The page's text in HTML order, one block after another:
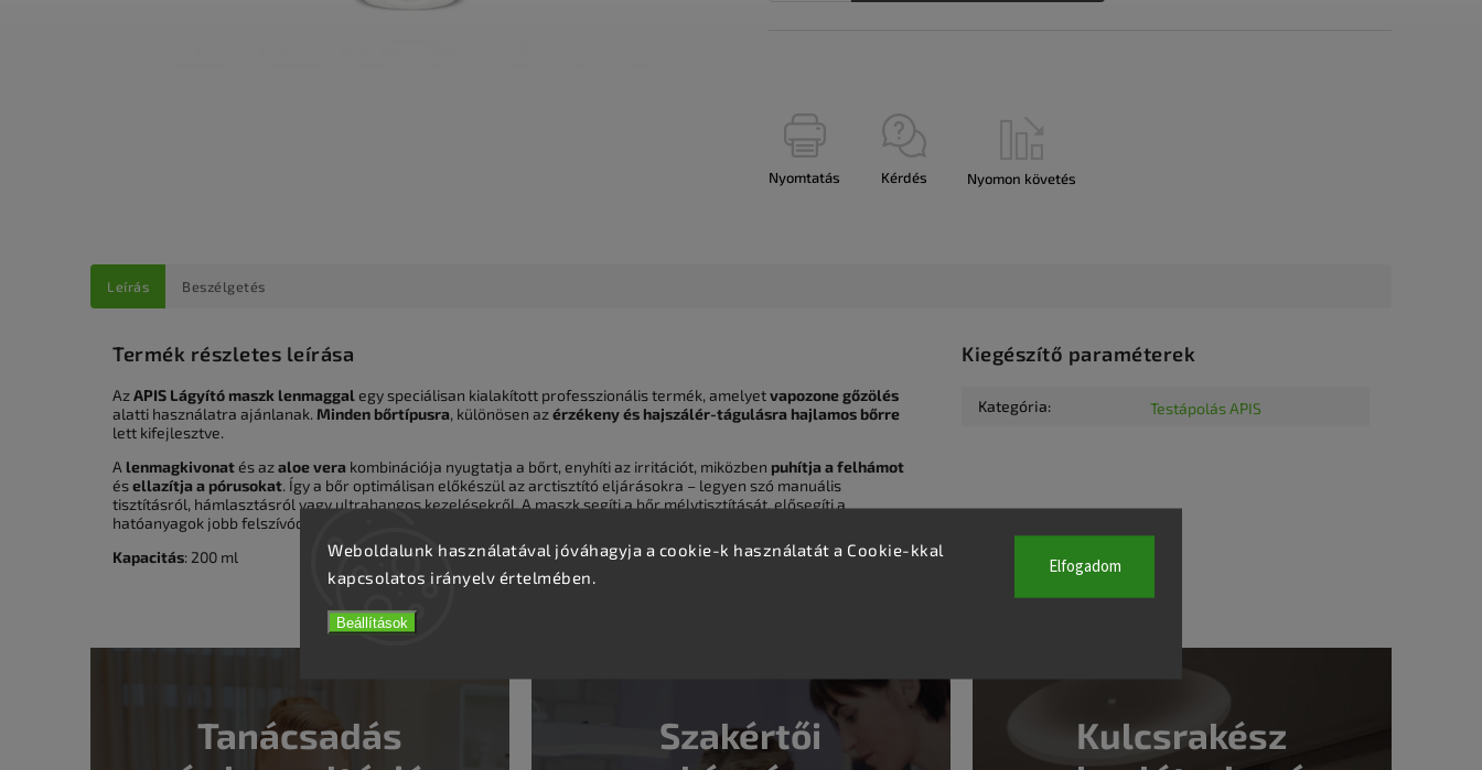
Weboldalunk használatával jóváhagyja a cookie-k használatát a Cookie-kkal
kapcsolatos irányelv értelmében.
Beállítások
Elfogadom
Nyomtatás Kérdés Nyomon követés
Leírás Beszélgetés
Termék részletes leírása
AzAPIS Lágyító maszk lenmaggal egy speciálisan kialakított professzionális termék, amelyetvapozone gőzölés
alatti használatra ajánlanak. Minden bőrtípusra, különösen azérzékeny és hajszálér-tágulásra hajlamos bőrre
lett kifejlesztve.
A lenmagkivonatés azaloe vera kombinációja nyugtatja a bőrt, enyhíti az irritációt, miközben puhítja a felhámot
ésellazítja a pórusokat. Így a bőr optimálisan előkészül az arctisztító eljárásokra – legyen szó manuális
tisztításról, hámlasztásról vagy ultrahangos kezelésekről. A maszk segíti a bőr mélytisztítását, elősegíti a
hatóanyagok jobb felszívódását, miközben csökkenti a bőrpírt és feszültséget.
Kapacitás: 200 ml
Kiegészítő paraméterek
Kategória: Testápolás APIS
Tanácsadás
Szakértői
Kulcsrakész